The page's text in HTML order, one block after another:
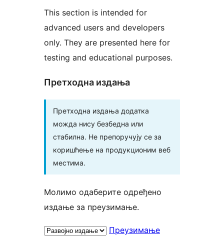
This section is intended for
advanced users and developers
only. They are presented here for
testing and educational purposes.
Претходна издања
Претходна издања додатка
можда нису безбедна или
стабилна. Не препоручују се за
коришћење на продукционим веб
местима.
Молимо одаберите одређено
издање за преузимање.
Преузимање